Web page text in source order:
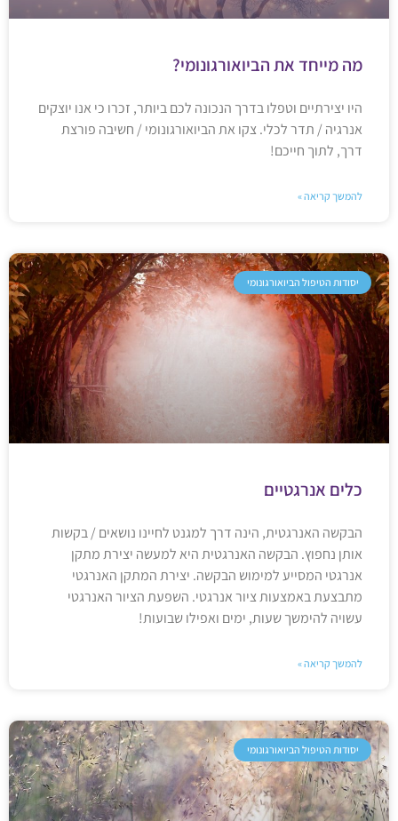
מה מייחד את הביואורגונומי?
היו יצירתיים וטפלו בדרך הנכונה לכם ביותר, זכרו כי אנו יוצקים
אנרגיה / תדר לכלי. צקו את הביואורגונומי / חשיבה פורצת
דרך, לתוך חייכם!
להמשך קריאה »
יסודות הטיפול הביואורגונומי
כלים אנרגטיים
הבקשה האנרגטית, הינה דרך למגנט לחיינו נושאים / בקשות
אותן נחפוץ. הבקשה האנרגטית היא למעשה יצירת מתקן
אנרגטי המסייע למימוש הבקשה. יצירת המתקן האנרגטי
מתבצעת באמצעות ציור אנרגטי. השפעת הציור האנרגטי
עשויה להימשך שעות, ימים ואפילו שבועות!
להמשך קריאה »
יסודות הטיפול הביואורגונומי